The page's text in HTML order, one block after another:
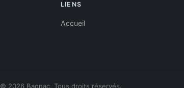
LIENS
Accueil
© 2026 Bagnac. Tous droits réservés.